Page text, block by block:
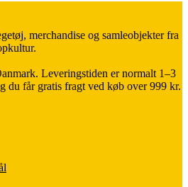
merchandise og samleobjekter fra
Leveringstiden er normalt 1–3
du får gratis fragt ved køb over 999 kr.